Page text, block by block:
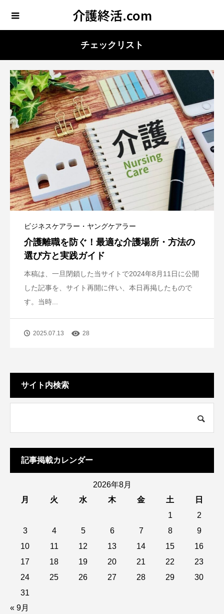
介護終活.com
チェックリスト
ビジネスケアラー・ヤングケアラー
介護離職を防ぐ！最適な介護場所・方法の
選び方と実践ガイド
本稿は、一旦閉鎖した当サイトで2024年8月11日に公開
した記事を、サイト再開に伴い、本日再掲したもので
す。当時...
2025.07.13 28
サイト内検索
記事掲載カレンダー
2026年8月
月
火 水 木 金 土
日
1
2
3
4 5 6 7 8
9
10
11 12 13 14 15
16
17
18 19 20 21 22
23
24
25 26 27 28 29
30
31
« 9月